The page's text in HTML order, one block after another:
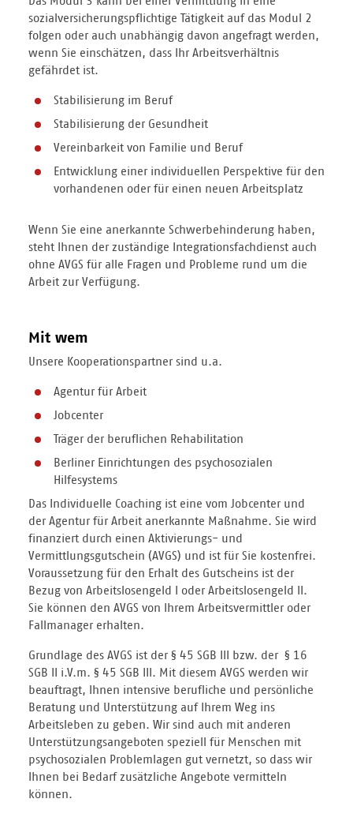
sozialversicherungspflichtige Tätigkeit auf das Modul 2
folgen oder auch unabhängig davon angefragt werden,
wenn Sie einschätzen, dass Ihr Arbeitsverhältnis
gefährdet ist.
Stabilisierung im Beruf
Stabilisierung der Gesundheit
Vereinbarkeit von Familie und Beruf
Entwicklung einer individuellen Perspektive für den
vorhandenen oder für einen neuen Arbeitsplatz
Wenn Sie eine anerkannte Schwerbehinderung haben,
steht Ihnen der zuständige Integrationsfachdienst auch
ohne AVGS für alle Fragen und Probleme rund um die
Arbeit zur Verfügung.
Mit wem
Unsere Kooperationspartner sind u.a.
Agentur für Arbeit
Jobcenter
Träger der beruflichen Rehabilitation
Berliner Einrichtungen des psychosozialen
Hilfesystems
Das Individuelle Coaching ist eine vom Jobcenter und
der Agentur für Arbeit anerkannte Maßnahme. Sie wird
finanziert durch einen Aktivierungs- und
Vermittlungsgutschein (AVGS) und ist für Sie kostenfrei.
Voraussetzung für den Erhalt des Gutscheins ist der
Bezug von Arbeitslosengeld I oder Arbeitslosengeld II.
Sie können den AVGS von Ihrem Arbeitsvermittler oder
Fallmanager erhalten.
Grundlage des AVGS ist der § 45 SGB III bzw. der § 16
SGB II i.V.m. § 45 SGB III. Mit diesem AVGS werden wir
beauftragt, Ihnen intensive berufliche und persönliche
Beratung und Unterstützung auf Ihrem Weg ins
Arbeitsleben zu geben. Wir sind auch mit anderen
Unterstützungsangeboten speziell für Menschen mit
psychosozialen Problemlagen gut vernetzt, so dass wir
Ihnen bei Bedarf zusätzliche Angebote vermitteln
können.